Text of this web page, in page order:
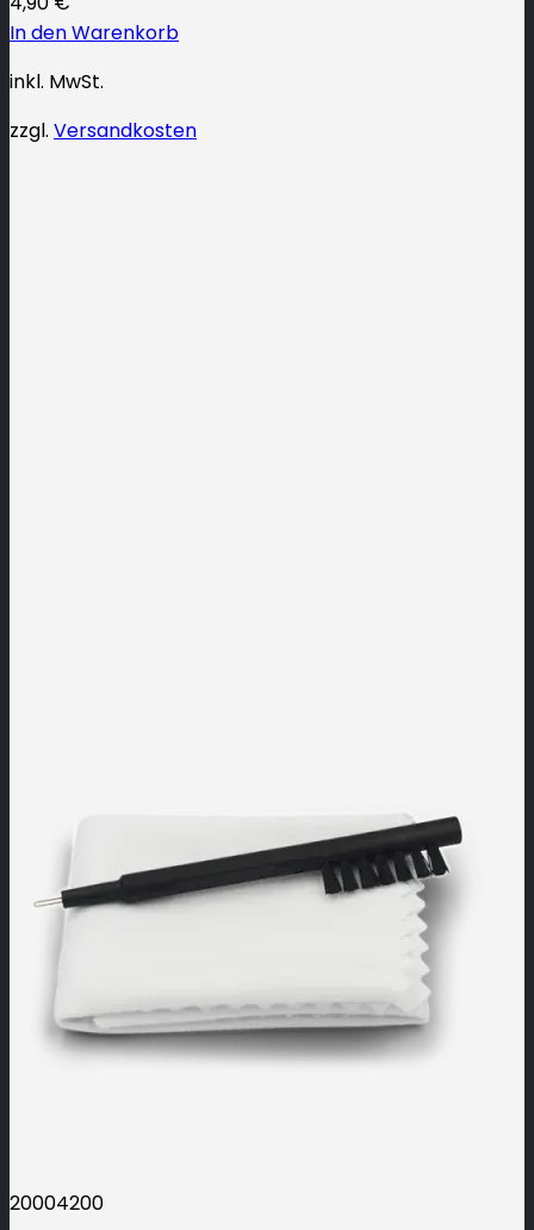
In den Warenkorb
inkl. MwSt.
zzgl. Versandkosten
20004200